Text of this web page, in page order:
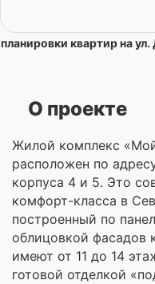
планировки квартир на
О проекте
Жилой комплекс
расположен по
корпуса 4 и 5. Это
комфорт-класса в
построенный по
облицовкой фасадов
имеют от 11 до 14
готовой отделкой